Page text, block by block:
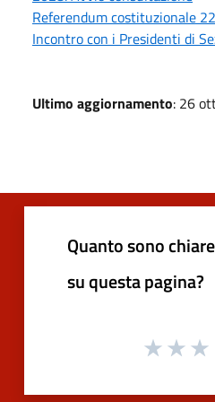
Referendum costituzionale
Incontro con i Presidenti di
Ultimo aggiornamento: 26
Quanto sono
su questa pagina?